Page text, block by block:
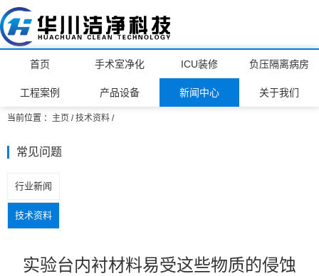
首页 手术室净化 ICU装修 负压隔离病房
工程案例 产品设备 新闻中心 关于我们
当前位置 ： 主页 /技术资料 /
常见问题
行业新闻
技术资料
实验台内衬材料易受这些物质的侵蚀